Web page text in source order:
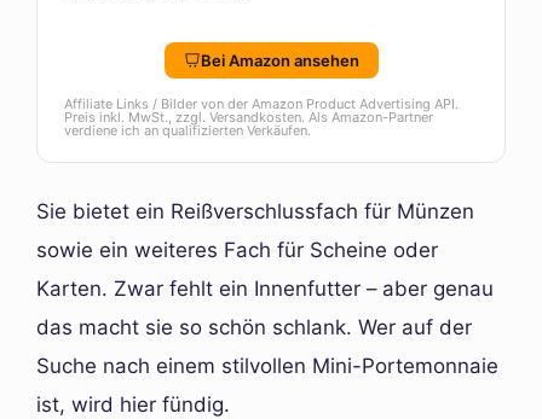
Bei Amazon ansehen
Affiliate Links / Bilder von der Amazon Product Advertising API.
Preis inkl. MwSt., zzgl. Versandkosten. Als Amazon-Partner
verdiene ich an qualifizierten Verkäufen.
Sie bietet ein Reißverschlussfach für Münzen
sowie ein weiteres Fach für Scheine oder
Karten. Zwar fehlt ein Innenfutter – aber genau
das macht sie so schön schlank. Wer auf der
Suche nach einem stilvollen Mini-Portemonnaie
ist, wird hier fündig.